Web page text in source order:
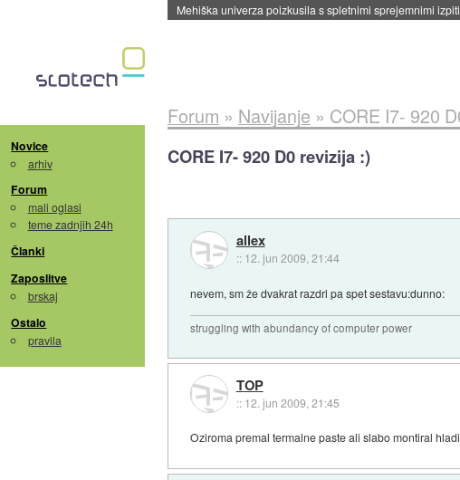
Mehiška univerza poizkusila s spletnimi sprejemnimi
Novice
arhiv
Forum
mali oglasi
teme zadnjih 24h
Članki
Zaposlitve
brskaj
Ostalo
pravila
Forum » Navijanje » CORE I7- 920
CORE I7- 920 D0 revizija :)
allex
:: 12. jun 2009, 21:44
nevem, sm že dvakrat razdrl pa spet sestavu:dunno:
struggling with abundancy of computer power
TOP
:: 12. jun 2009, 21:45
Oziroma premal termalne paste ali slabo montiral